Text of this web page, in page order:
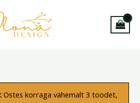
Ostes korraga vähemalt 3 toodet,